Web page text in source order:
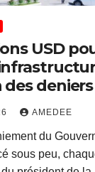
USD
», du
AMEDEE
du
sous peu,
ACTUALITÉS
RDC :
de l’État